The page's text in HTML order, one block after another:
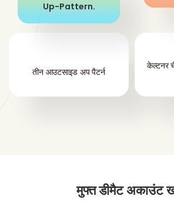
तीन आउटसाइड अप पैटर्न
केल्टनर
मुफ्त डीमैट अकाउंट